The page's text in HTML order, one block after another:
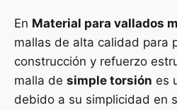
En Material para vallados
mallas de alta calidad para
construcción y refuerzo
malla de simple torsión es
debido a su simplicidad en